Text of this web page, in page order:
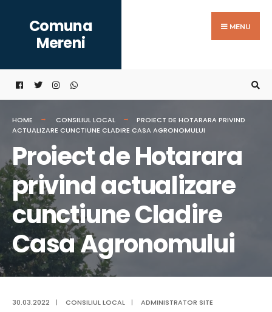
content
Comuna
Mereni
MENU
HOME CONSILIUL LOCAL
PROIECT DE HOTARARA PRIVIND
ACTUALIZARE CUNCTIUNE CLADIRE CASA AGRONOMULUI
Proiect de Hotarara
privind actualizare
cunctiune Cladire
Casa Agronomului
30.03.2022 | CONSILIUL LOCAL | ADMINISTRATOR SITE
for: